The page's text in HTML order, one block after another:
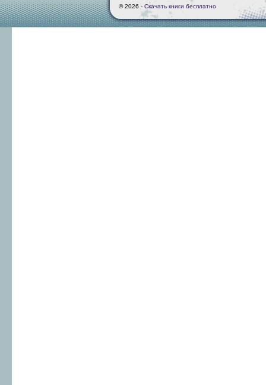
© 2026 - Скачать книги бесплатно